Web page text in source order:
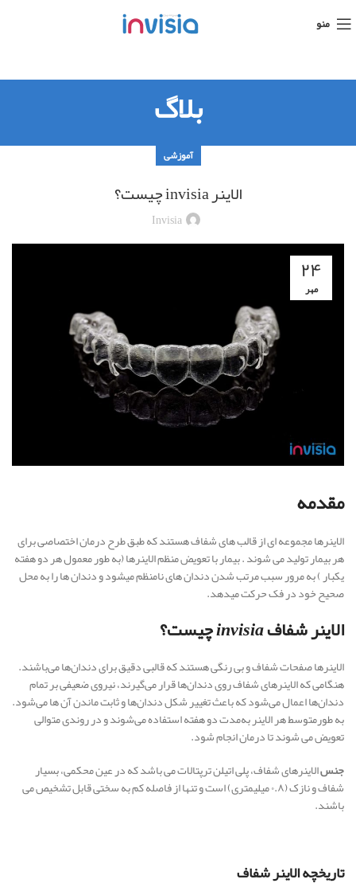
منو
بلاگ
آموزشی
الاینر invisia چیست؟
Invisia
۲۴
مهر
مقدمه
الاینرها مجموعه ای از قالب های شفاف هستند که طبق طرح درمان اختصاصی برای
هر بیمار تولید می شوند . بیمار با تعویض منظم الاینرها (به طور معمول هر دو هفته
یکبار ) به مرور سبب مرتب شدن دندان های نامنظم میشود و دندان ها را به محل
صحیح خود در فک حرکت میدهد.
الاینر شفافinvisiaچیست؟
الاینرها صفحات شفاف و بی رنگی هستند که قالبی دقیق برای دندان‌ها می‌باشند.
هنگامی که الاینرهای شفاف روی دندان‌ها قرار می‌گیرند، نیروی ضعیفی بر تمام
دندان‌ها اعمال می‌شود که باعث تغییر شکل دندان‌ها و ثابت ماندن آن ها می‌شود.
به طورمتوسط هر الاینر به‌مدت دو هفته استفاده می‌شوند و در روندی متوالی
تعویض می شوند تا درمان انجام شود.
جنسالاینرهای شفاف، پلی اتیلن ترپتالات می باشد که در عین محکمی، بسیار
شفاف و نازک (۰.۸ میلیمتری) است و تنها از فاصله کم به سختی قابل تشخیص می
باشند.
تاریخچه الاینر شفاف